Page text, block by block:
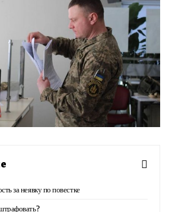
за неявку по повестке